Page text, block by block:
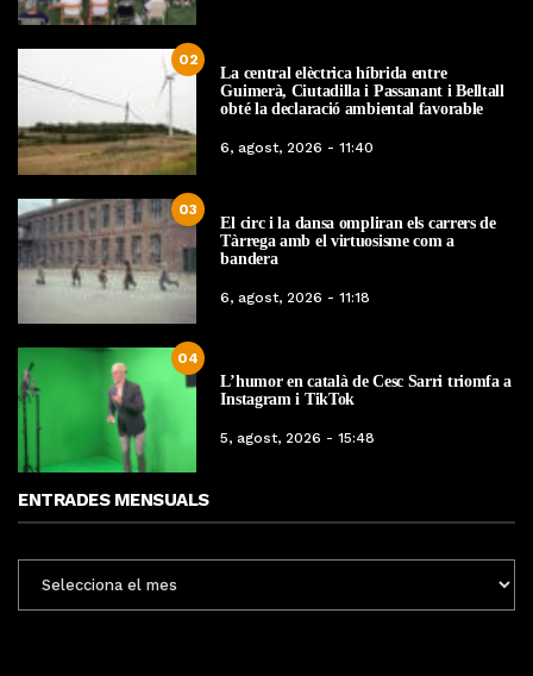
02
La central elèctrica híbrida entre
Guimerà, Ciutadilla i Passanant i Belltall
obté la declaració ambiental favorable
6, agost, 2026 - 11:40
03
El circ i la dansa ompliran els carrers de
Tàrrega amb el virtuosisme com a
bandera
6, agost, 2026 - 11:18
04
L’humor en català de Cesc Sarri triomfa a
Instagram i TikTok
5, agost, 2026 - 15:48
ENTRADES MENSUALS
MENSUALS